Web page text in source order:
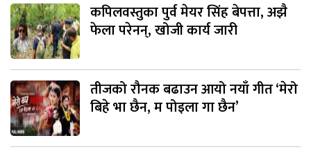
कपिलवस्तुका पुर्व मेयर सिंह बेपत्ता, अझै
फेला परेनन्, खोजी कार्य जारी
तीजको रौनक बढाउन आयो नयाँ गीत ‘मेरो
बिहे भा छैन, म पोइला गा छैन’